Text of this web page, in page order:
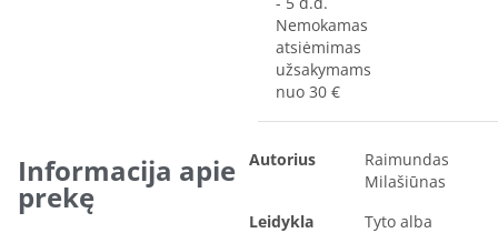
Nemokamas
atsiėmimas
užsakymams
nuo 30 €
Informacija apie
prekę
Autorius
Raimundas
Milašiūnas
Leidykla
Tyto alba